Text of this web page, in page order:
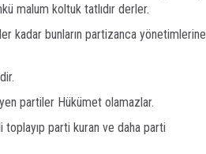
malum koltuk tatlıdır derler.
kadar bunların partizanca yönetimlerine
partiler Hükümet olamazlar.
parti kuran ve daha parti